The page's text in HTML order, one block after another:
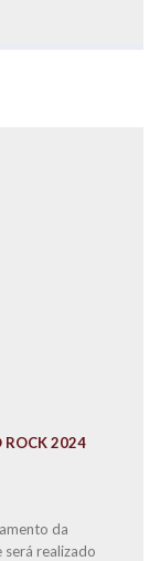
ROCK 2024
da
será realizado